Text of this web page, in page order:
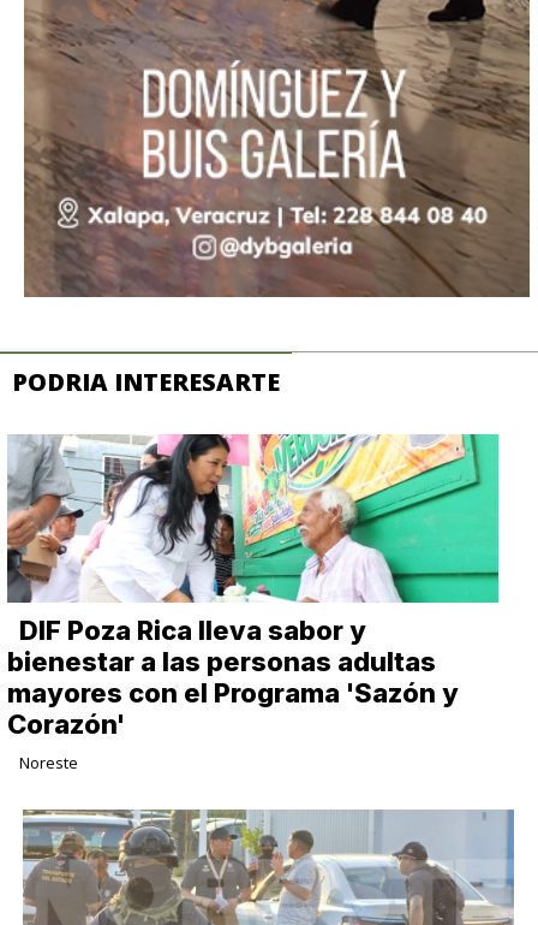
PODRIA INTERESARTE
DIF Poza Rica lleva sabor y
bienestar a las personas adultas
mayores con el Programa 'Sazón y
Corazón'
Noreste